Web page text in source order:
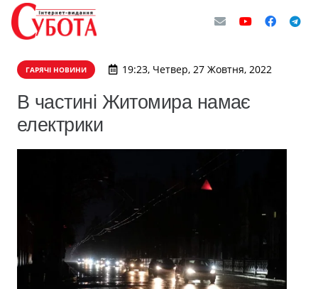
ГАРЯЧІ НОВИНИ 19:23, Четвер, 27 Жовтня, 2022
В частині Житомира намає
електрики